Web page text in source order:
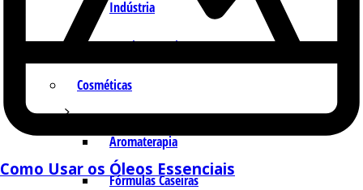
Indústria
Receitas Caseiras
Cosméticas
Aromaterapia
Fórmulas Caseiras
Como Usar os Óleos Essenciais